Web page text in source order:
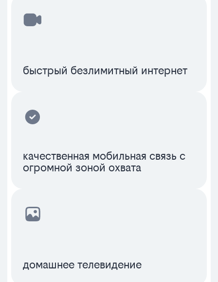
быстрый безлимитный интернет
качественная мобильная связь с
огромной зоной охвата
домашнее телевидение